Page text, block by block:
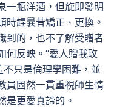
一瓶洋酒，但旋即發明
時趕曩昔矯正、更換。
到的，也不了解受贈者
何反映。“愛人贈我玫
只是倫理學困難，並
員固然一貫重視師生情
是更愛真諦的。